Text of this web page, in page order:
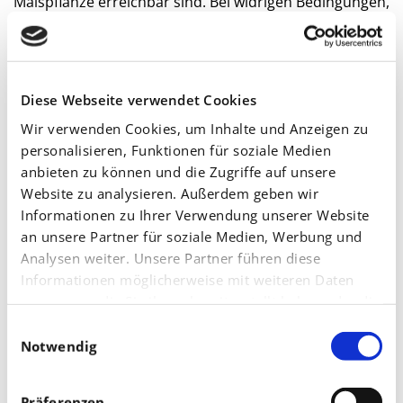
Diese Webseite verwendet Cookies
Wir verwenden Cookies, um Inhalte und Anzeigen zu
personalisieren, Funktionen für soziale Medien
anbieten zu können und die Zugriffe auf unsere
Website zu analysieren. Außerdem geben wir
Informationen zu Ihrer Verwendung unserer Website
an unsere Partner für soziale Medien, Werbung und
Analysen weiter. Unsere Partner führen diese
Informationen möglicherweise mit weiteren Daten
zusammen, die Sie ihnen bereitgestellt haben oder die
haben.
Notwendig
wie Kälteeinbrüchen, Starkniederschlägen oder nicht
optimalem Bodenzustand, kann ein Mangel auftreten.
sind, mit einbezogen werden. Nur so lässt sich ein
reibungsloser Ablauf der Stoffwechselvorgänge
sicherstellen.
Die vollständigen Artikel können Sie kostenlos auf
YaraPlus lesen. Jetzt kostenlos anmelden & alles
wichtige zur Unterfußdüngung im Mais erfahren!
Im vollständigen Artikel erfahren Sie unter anderem:
warum Einkornware entscheidende Vorteile hat